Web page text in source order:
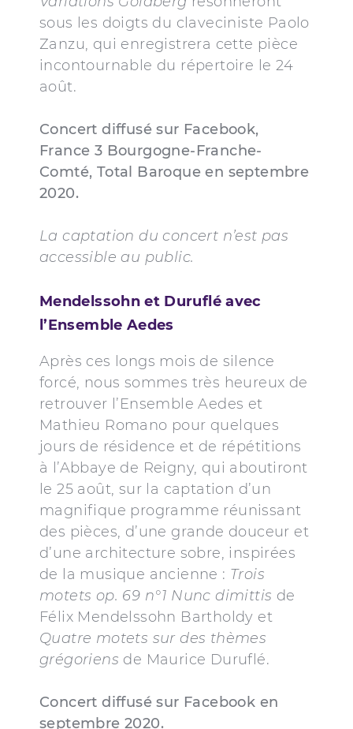
sous les doigts du claveciniste Paolo
Zanzu, qui enregistrera cette pièce
incontournable du répertoire le 24
août.
Concert diffusé sur Facebook,
France 3 Bourgogne-Franche-
Comté, Total Baroque en septembre
2020.
La captation du concert n’est pas
accessible au public.
Mendelssohn et Duruflé avec
l’Ensemble Aedes
Après ces longs mois de silence
forcé, nous sommes très heureux de
retrouver l’Ensemble Aedes et
Mathieu Romano pour quelques
jours de résidence et de répétitions
à l’Abbaye de Reigny, qui aboutiront
le 25 août, sur la captation d’un
magnifique programme réunissant
des pièces, d’une grande douceur et
d’une architecture sobre, inspirées
de la musique ancienne : Trois
motets op. 69 n°1 Nunc dimittis de
Félix Mendelssohn Bartholdy et
Quatre motets sur des thèmes
grégoriens de Maurice Duruflé.
Concert diffusé sur Facebook en
septembre 2020.